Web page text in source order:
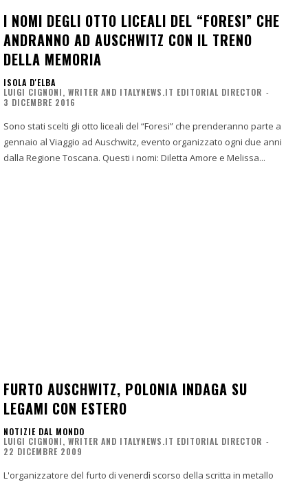
I NOMI DEGLI OTTO LICEALI DEL “FORESI” CHE
ANDRANNO AD AUSCHWITZ CON IL TRENO
DELLA MEMORIA
ISOLA D'ELBA
LUIGI CIGNONI, WRITER AND ITALYNEWS.IT EDITORIAL DIRECTOR -
3 DICEMBRE 2016
Sono stati scelti gli otto liceali del “Foresi” che prenderanno parte a
gennaio al Viaggio ad Auschwitz, evento organizzato ogni due anni
dalla Regione Toscana. Questi i nomi: Diletta Amore e Melissa...
FURTO AUSCHWITZ, POLONIA INDAGA SU
LEGAMI CON ESTERO
NOTIZIE DAL MONDO
LUIGI CIGNONI, WRITER AND ITALYNEWS.IT EDITORIAL DIRECTOR -
22 DICEMBRE 2009
L'organizzatore del furto di venerdì scorso della scritta in metallo